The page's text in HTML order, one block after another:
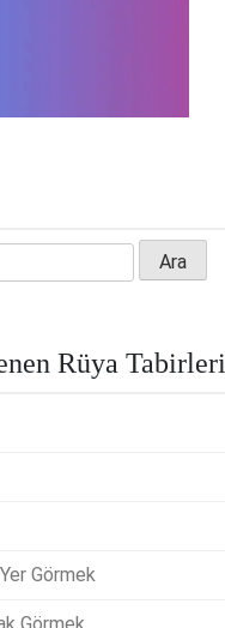
Rüya Tabirleri
Görmek